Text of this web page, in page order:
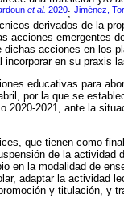
et al. 2020; Jiménez,
derivados de la
acciones emergentes
acciones en los
en su praxis
educativas para
por la que se
2021, ante la
que tienen como
de la actividad
en la modalidad de
adaptar la actividad
y titulación, y